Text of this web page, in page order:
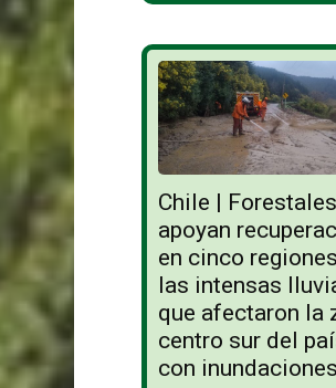
Chile | Forestales
apoyan
en cinco
las intensas
que afectaron la
centro sur del
con inundaciones